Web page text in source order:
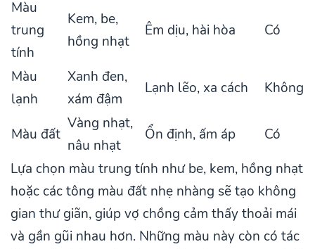
Màu
trung
tính
Kem, be,
hồng nhạt
Êm dịu, hài hòa Có
Màu
lạnh
Xanh đen,
xám đậm
Lạnh lẽo, xa cách Không
Màu đất
Vàng nhạt,
nâu nhạt
Ổn định, ấm áp
Có
Lựa chọn màu trung tính như be, kem, hồng nhạt
hoặc các tông màu đất nhẹ nhàng sẽ tạo không
gian thư giãn, giúp vợ chồng cảm thấy thoải mái
và gần gũi nhau hơn. Những màu này còn có tác